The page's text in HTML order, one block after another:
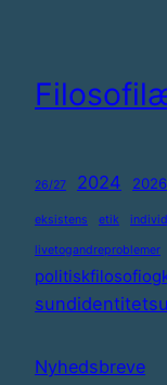
indhold
26/27 2024 2026
eksistens etik
livetogandreproblemer
Nyhedsbreve